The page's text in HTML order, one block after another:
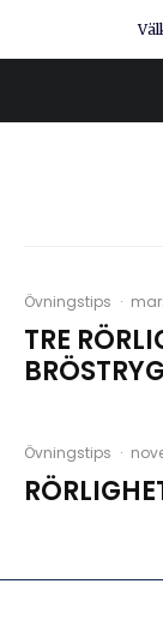
Övningstips ·
TRE
Övningstips ·